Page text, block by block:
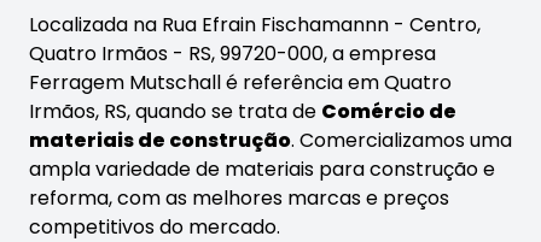
Localizada na Rua Efrain Fischamannn - Centro,
Quatro Irmãos - RS, 99720-000, a empresa
Ferragem Mutschall é referência em Quatro
Irmãos, RS, quando se trata de Comércio de
materiais de construção. Comercializamos uma
ampla variedade de materiais para construção e
reforma, com as melhores marcas e preços
competitivos do mercado.